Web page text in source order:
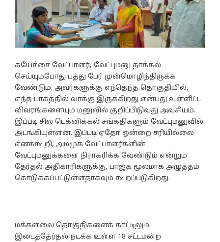
சுயேச்சை வேட்பாளர், வேட்புமனு தாக்கல்
செய்யும்போது பத்து பேர் முன்மொழிந்திருக்க
வேண்டும். அவர்களுக்கு எந்தெந்த தொகுதியில்,
எந்த பாகத்தில் வாக்கு இருக்கிறது என்பது உள்ளிட்ட
விவரங்களையும் மனுவில் குறிப்பிடுவது அவசியம்.
இப்படி சில டெக்னிக்கல் சங்கதிகளும் வேட்புமனுவில்
அடங்கியுள்ளன. இப்படி ஏதோ ஒன்றை சரியில்லை
எனக்கூறி, அமமுக வேட்பாளர்களின்
வேட்புமனுக்களை நிராகரிக்க வேண்டும் என்றும்
தேர்தல் அதிகாரிகளுக்கு, பாஜக மூலமாக அழுத்தம்
கொடுக்கப்பட்டுள்ளதாகவும் கூறப்படுகிறது.
மக்களவை தொகுதிகளைக் காட்டிலும்
இடைத்தேர்தல் நடக்க உள்ள 18 சட்டமன்ற